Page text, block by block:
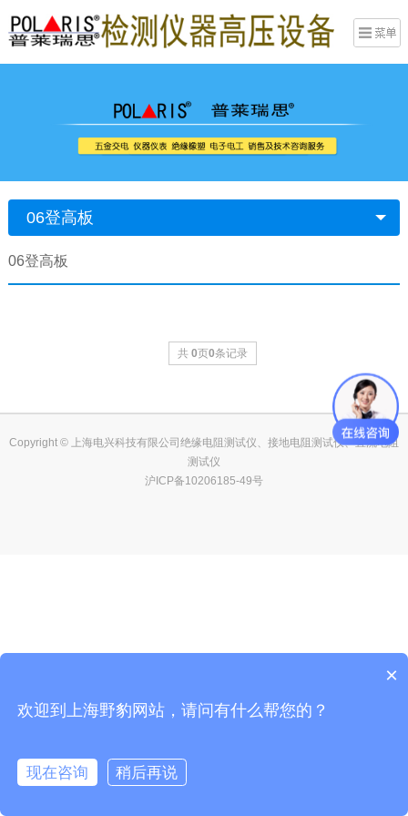
06登高板
06登高板
共0页0条记录
Copyright © 上海电兴科技有限公司绝缘电阻测试仪、接地电阻测试仪、直流电阻
测试仪
沪ICP备10206185-49号
×
欢迎到上海野豹网站，请问有什么帮您的？
现在咨询
稍后再说
在线咨询